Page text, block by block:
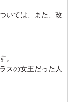
いては、また、改
。
スの女王だった人